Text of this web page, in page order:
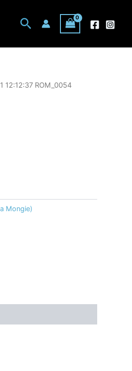
Rechercher
12:12:37 ROM_0054
Mongie)